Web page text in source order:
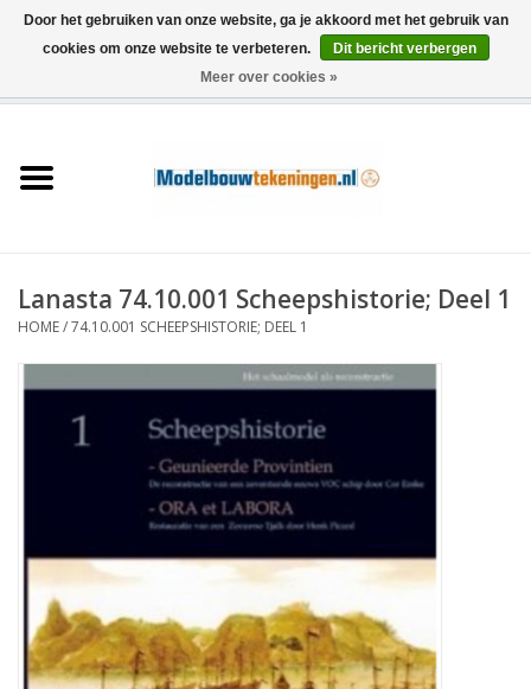
Schepen
Houtbouw
Machines
Tijdschriften
Nieuwe tekeningen
Lanasta 74.10.001 Scheepshistorie; Deel 1
HOME/74.10.001 SCHEEPSHISTORIE; DEEL 1
Door het gebruiken van onze website, ga je akkoord met het gebruik van
cookies om onze website te verbeteren.
Dit bericht verbergen
Meer over cookies »